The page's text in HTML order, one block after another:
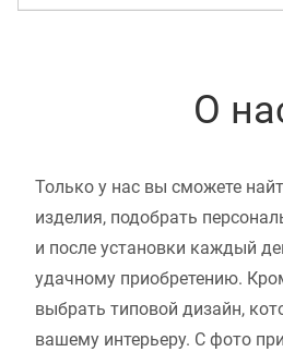
О
Только у нас вы сможете
изделия, подобрать
и после установки каждый
удачному приобретению.
выбрать типовой дизайн,
вашему интерьеру. С фото